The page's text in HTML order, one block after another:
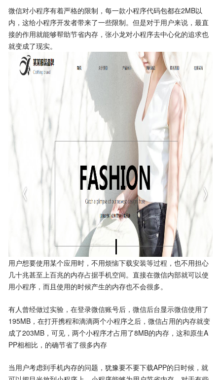
微信对小程序有着严格的限制，每一款小程序代码包都在2MB以
内，这给小程序开发者带来了一些限制。但是对于用户来说，最直
接的作用就能够帮助节省内存，张小龙对小程序去中心化的追求也
就变成了现实。
用户想要使用某个应用时，不用烦恼下载安装等过程，也不用担心
几十兆甚至上百兆的内存占据手机空间。直接在微信内部就可以使
用小程序，而且使用的时候产生的内存也不会很多。
有人曾经做过实验，在登录微信账号后，微信后台显示微信使用了
195MB，在打开携程和滴滴两个小程序之后，微信占用的内存就变
成了203MB，可见，两个小程序才占用了8MB的内存，这和原生A
PP相相比，的确节省了很多内存
当用户考虑到手机内存的问题，犹豫要不要下载APP的日时候，就